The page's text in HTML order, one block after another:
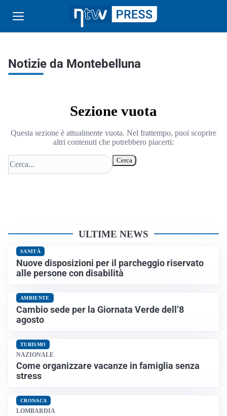
Notizie da Montebelluna
Sezione vuota
Questa sezione è attualmente vuota. Nel frattempo, puoi scoprire
altri contenuti che potrebbero piacerti:
Cerca
ULTIME NEWS
SANITÀ
Nuove disposizioni per il parcheggio riservato
alle persone con disabilità
AMBIENTE
Cambio sede per la Giornata Verde dell’8
agosto
TURISMO
NAZIONALE
Come organizzare vacanze in famiglia senza
stress
CRONACA
LOMBARDIA